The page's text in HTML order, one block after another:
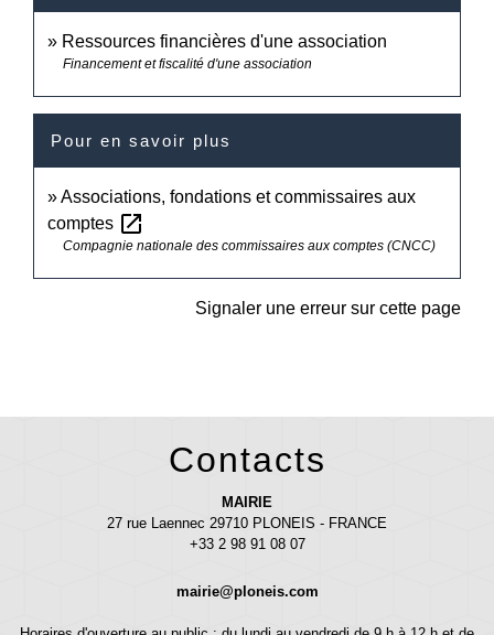
Ressources financières d'une association
Financement et fiscalité d'une association
Pour en savoir plus
Associations, fondations et commissaires aux
comptes open_in_new
Compagnie nationale des commissaires aux comptes (CNCC)
Signaler une erreur sur cette page
Contacts
MAIRIE
27 rue Laennec 29710 PLONEIS - FRANCE
+33 2 98 91 08 07
mairie@ploneis.com